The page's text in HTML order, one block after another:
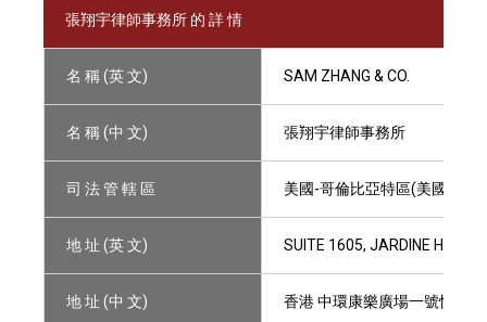
張翔宇律師事務所 的 詳 情
名 稱 (英 文) SAM ZHANG & CO.
名 稱 (中 文) 張翔宇律師事務所
司 法 管 轄 區 美國-哥倫比亞特區(美國)
地 址 (英 文) SUITE 1605, JARDINE
地 址 (中 文) 香港 中環康樂廣場一號怡和